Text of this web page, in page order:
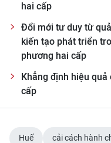
hai cấp
Đổi mới tư duy từ
kiến tạo phát triển
phương hai cấp
Khẳng định hiệu
cấp
Huế cải cách hành